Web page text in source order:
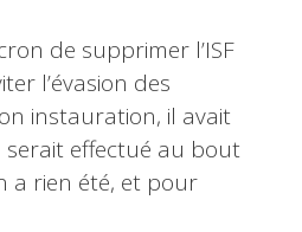
de supprimer l’ISF
l’évasion des
instauration, il avait
serait effectué au bout
a rien été, et pour